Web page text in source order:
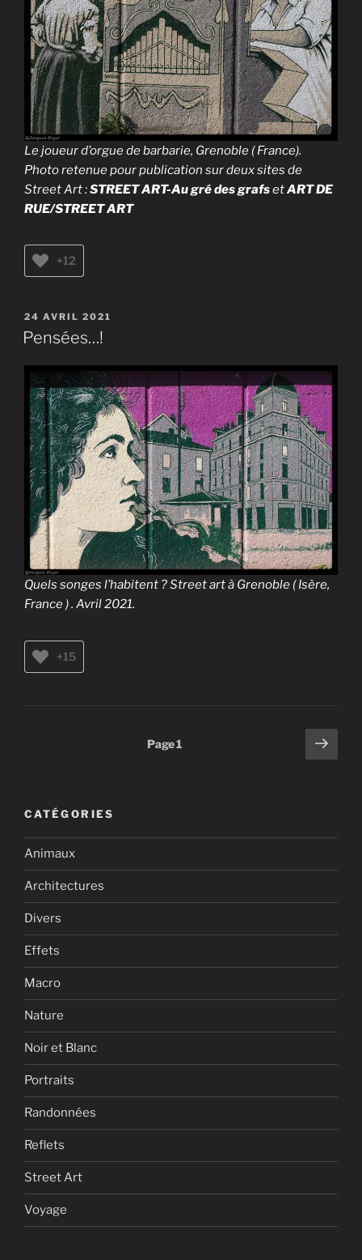
Le joueur d’orgue de barbarie, Grenoble ( France).
Photo retenue pour publication sur deux sites de
Street Art :STREET ART-Au gré des grafsetART DE
RUE/STREET ART
+12
PUBLIÉ
LE
24 AVRIL 2021
Pensées…!
Quels songes l’habitent ? Street art à Grenoble ( Isère,
France ) . Avril 2021.
+15
Page1
Page
CATÉGORIES
Animaux
Architectures
Divers
Effets
Macro
Nature
Noir et Blanc
Portraits
Randonnées
Reflets
Street Art
Voyage